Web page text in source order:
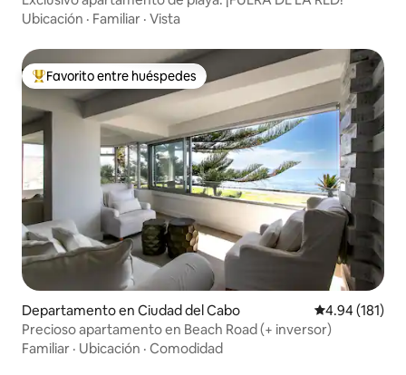
Ubicación · Familiar · Vista
De los mejores en Favorito entre huéspedes
Favorito entre huéspedes
Departamento en Ciudad del Cabo Calificación
4.94 (181)
Precioso apartamento en Beach Road (+ inversor)
Familiar · Ubicación · Comodidad